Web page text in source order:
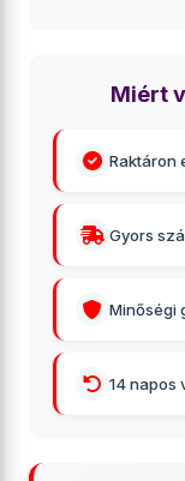
Miért
Raktáron
Gyors
Minőségi
14 napos